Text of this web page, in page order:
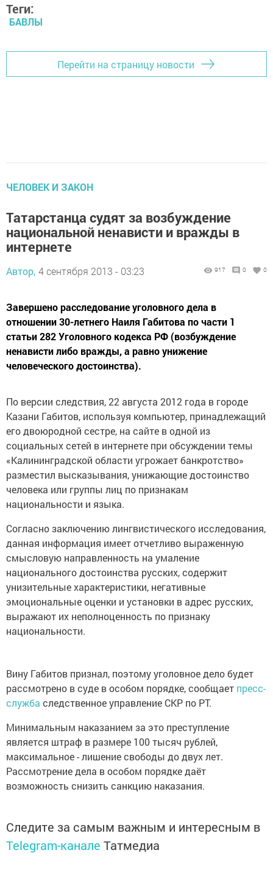
Теги:
БАВЛЫ
Перейти на страницу новости
ЧЕЛОВЕК И ЗАКОН
Татарстанца судят за возбуждение
национальной ненависти и вражды в
интернете
Автор, 4 сентября 2013 - 03:23 917 0 0
Завершено расследование уголовного дела в
отношении 30-летнего Наиля Габитова по части 1
статьи 282 Уголовного кодекса РФ (возбуждение
ненависти либо вражды, а равно унижение
человеческого достоинства).
По версии следствия, 22 августа 2012 года в городе
Казани Габитов, используя компьютер, принадлежащий
его двоюродной сестре, на сайте в одной из
социальных сетей в интернете при обсуждении темы
«Калининградской области угрожает банкротство»
разместил высказывания, унижающие достоинство
человека или группы лиц по признакам
национальности и языка.
Согласно заключению лингвистического исследования,
данная информация имеет отчетливо выраженную
смысловую направленность на умаление
национального достоинства русских, содержит
унизительные характеристики, негативные
эмоциональные оценки и установки в адрес русских,
выражают их неполноценность по признаку
национальности.
Вину Габитов признал, поэтому уголовное дело будет
рассмотрено в суде в особом порядке, сообщает пресс-
служба следственное управление СКР по РТ.
Минимальным наказанием за это преступление
является штраф в размере 100 тысяч рублей,
максимальное - лишение свободы до двух лет.
Рассмотрение дела в особом порядке даёт
возможность снизить санкцию наказания.
Следите за самым важным и интересным в
Telegram-канале Татмедиа